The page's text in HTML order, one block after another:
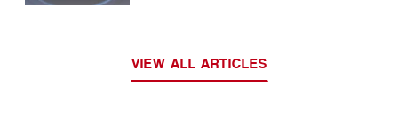
VIEW ALL ARTICLES